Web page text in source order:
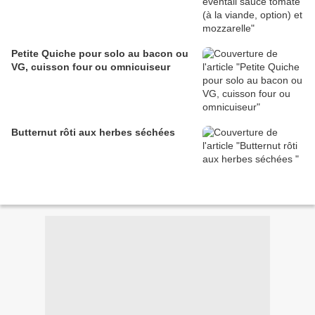
Petite Quiche pour solo au bacon ou
VG, cuisson four ou omnicuiseur
Butternut rôti aux herbes séchées